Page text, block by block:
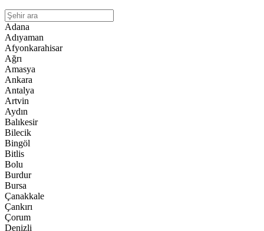
Adana
Adıyaman
Afyonkarahisar
Ağrı
Amasya
Ankara
Antalya
Artvin
Aydın
Balıkesir
Bilecik
Bingöl
Bitlis
Bolu
Burdur
Bursa
Çanakkale
Çankırı
Çorum
Denizli